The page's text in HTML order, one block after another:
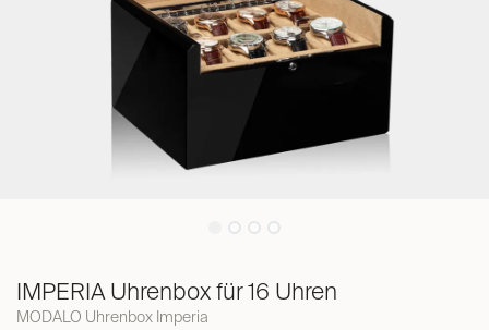
IMPERIA Uhrenbox für 16 Uhren
MODALO Uhrenbox Imperia